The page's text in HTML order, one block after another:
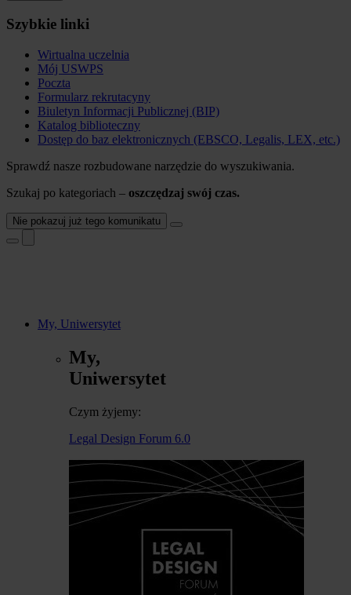
Szybkie linki
Wirtualna uczelnia
Mój USWPS
Poczta
Formularz rekrutacyny
Biuletyn Informacji Publicznej (BIP)
Katalog biblioteczny
Dostęp do baz elektronicznych (EBSCO, Legalis, LEX, etc.)
Sprawdź nasze rozbudowane narzędzie do wyszukiwania.
Szukaj po kategoriach – oszczędzaj swój czas.
Nie pokazuj już tego komunikatu
My, Uniwersytet
My,
Uniwersytet
Czym żyjemy:
Legal Design Forum 6.0